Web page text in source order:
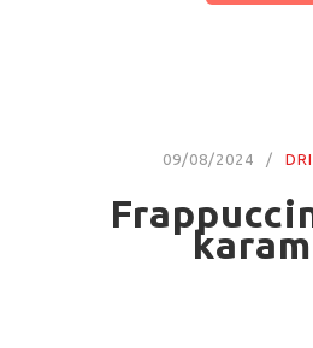
09/08/2024